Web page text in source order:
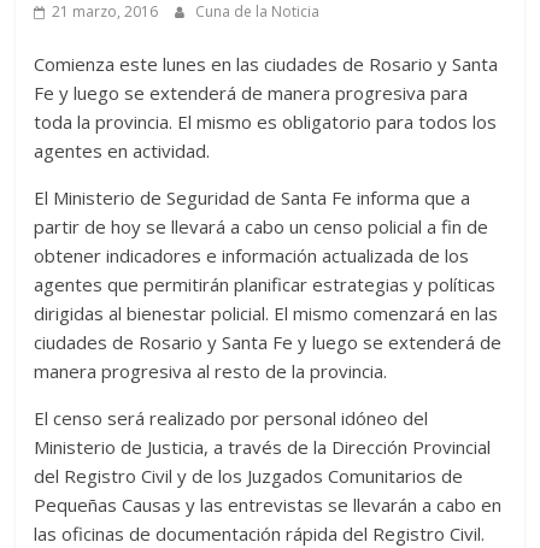
21 marzo, 2016 Cuna de la Noticia
Comienza este lunes en las ciudades de Rosario y Santa
Fe y luego se extenderá de manera progresiva para
toda la provincia. El mismo es obligatorio para todos los
agentes en actividad.
El Ministerio de Seguridad de Santa Fe informa que a
partir de hoy se llevará a cabo un censo policial a fin de
obtener indicadores e información actualizada de los
agentes que permitirán planificar estrategias y políticas
dirigidas al bienestar policial. El mismo comenzará en las
ciudades de Rosario y Santa Fe y luego se extenderá de
manera progresiva al resto de la provincia.
El censo será realizado por personal idóneo del
Ministerio de Justicia, a través de la Dirección Provincial
del Registro Civil y de los Juzgados Comunitarios de
Pequeñas Causas y las entrevistas se llevarán a cabo en
las oficinas de documentación rápida del Registro Civil.